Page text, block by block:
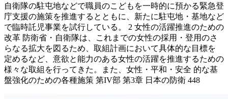
自衛隊の駐屯地などで職員のこどもを一時的に預かる緊急登
庁支援の施策を推進するとともに、新たに駐屯地・基地など
で臨時託児事業を試行している。 2 女性の活躍推進のための
改革 防衛省・自衛隊は、これまでの女性の採用・登用のさ
らなる拡大を図るため、取組計画において具体的な目標を
定めるなど、意欲と能力のある女性の活躍を推進するための
様々な取組を行ってきた。また、女性・平和・安全 的な基
盤強化のための各種施策 第IV部 第3章 日本の防衛 448